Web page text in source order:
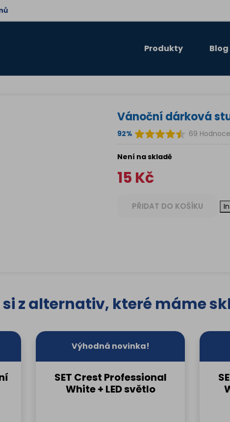
Produkty Blog
Vánoční dárková
92% 69
Není na skladě
15 Kč
PŘIDAT DO KOŠÍKU
z alternativ, které máme
Výhodná novinka!
SET Crest Professional
White + LED světlo